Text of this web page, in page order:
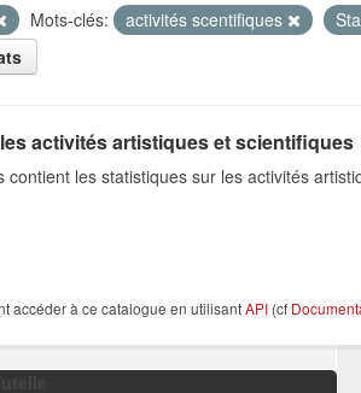
Mots-clés: activités scentifiques
activités artistiques et scientifiques
contient les statistiques sur les activités
accéder à ce catalogue en utilisantAPI (cf